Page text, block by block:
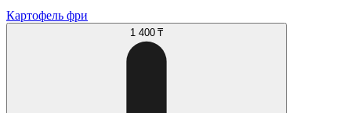
Картофель фри
1 400 ₸